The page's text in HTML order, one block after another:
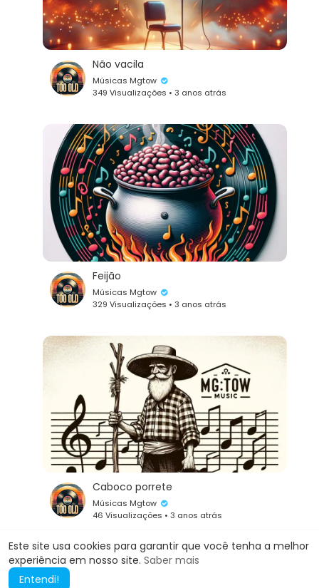
Este site usa cookies para garantir que você tenha a melhor
experiência em nosso site. Saber mais
Entendi!
Não vacila
Músicas Mgtow
349 Visualizações • 3 anos atrás
Feijão
Músicas Mgtow
329 Visualizações • 3 anos atrás
Caboco porrete
Músicas Mgtow
46 Visualizações • 3 anos atrás
Mostre mais